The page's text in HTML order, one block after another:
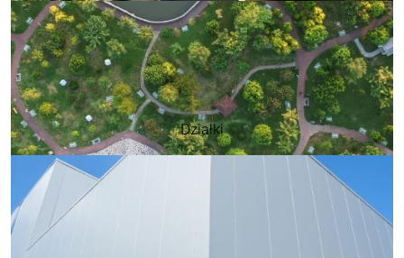
Działki